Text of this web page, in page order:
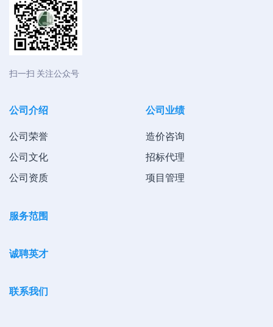
扫一扫 关注公众号
公司介绍
公司荣誉
公司文化
公司资质
公司业绩
造价咨询
招标代理
项目管理
服务范围
诚聘英才
联系我们